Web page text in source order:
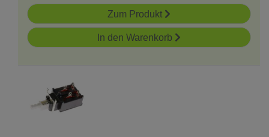
Zum Produkt
In den Warenkorb